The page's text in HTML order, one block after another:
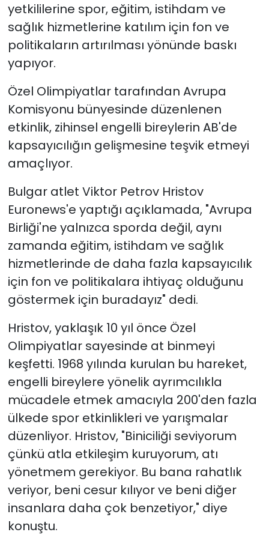
yetkililerine spor, eğitim, istihdam ve
sağlık hizmetlerine katılım için fon ve
politikaların artırılması yönünde baskı
yapıyor.
Özel Olimpiyatlar tarafından Avrupa
Komisyonu bünyesinde düzenlenen
etkinlik, zihinsel engelli bireylerin AB'de
kapsayıcılığın gelişmesine teşvik etmeyi
amaçlıyor.
Bulgar atlet Viktor Petrov Hristov
Euronews'e yaptığı açıklamada, "Avrupa
Birliği'ne yalnızca sporda değil, aynı
zamanda eğitim, istihdam ve sağlık
hizmetlerinde de daha fazla kapsayıcılık
için fon ve politikalara ihtiyaç olduğunu
göstermek için buradayız" dedi.
Hristov, yaklaşık 10 yıl önce Özel
Olimpiyatlar sayesinde at binmeyi
keşfetti. 1968 yılında kurulan bu hareket,
engelli bireylere yönelik ayrımcılıkla
mücadele etmek amacıyla 200'den fazla
ülkede spor etkinlikleri ve yarışmalar
düzenliyor. Hristov, "Biniciliği seviyorum
çünkü atla etkileşim kuruyorum, atı
yönetmem gerekiyor. Bu bana rahatlık
veriyor, beni cesur kılıyor ve beni diğer
insanlara daha çok benzetiyor," diye
konuştu.